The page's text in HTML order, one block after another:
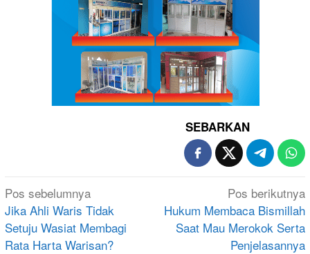
SEBARKAN
Navigasi
pos
Pos sebelumnya
Jika Ahli Waris Tidak
Setuju Wasiat Membagi
Rata Harta Warisan?
Pos berikutnya
Hukum Membaca Bismillah
Saat Mau Merokok Serta
Penjelasannya